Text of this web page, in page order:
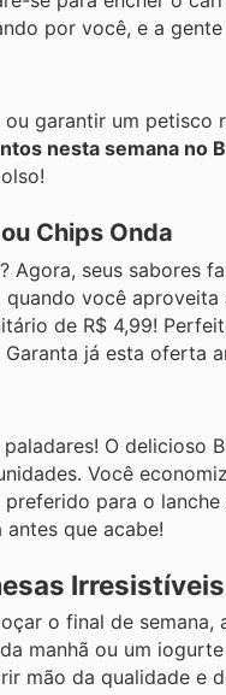
por você, e a
garantir um petisco
nesta semana no
Chips Onda
seus sabores
você aproveita
de R$ 4,99!
já esta oferta
O delicioso
Você
para o
que acabe!
Irresistíveis
o final de
manhã ou um
mão da qualidade e